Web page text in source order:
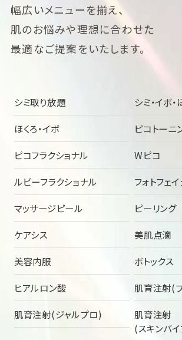
幅広いメニューを揃え、
肌のお悩みや理想に合わせた
最適なご提案をいたします。
シミ取り放題 シミ・イボ
ほくろ・イボ ピコトーニ
ピコフラクショナル Wピコ
ルビーフラクショナル フォトフェ
マッサージピール ピーリング
ケアシス 美肌点滴
美容内服 ボトックス
ヒアルロン酸 肌育注射(
肌育注射(ジャルプロ)
肌育注射
(スキンバイ